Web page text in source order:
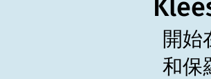
開始
和保